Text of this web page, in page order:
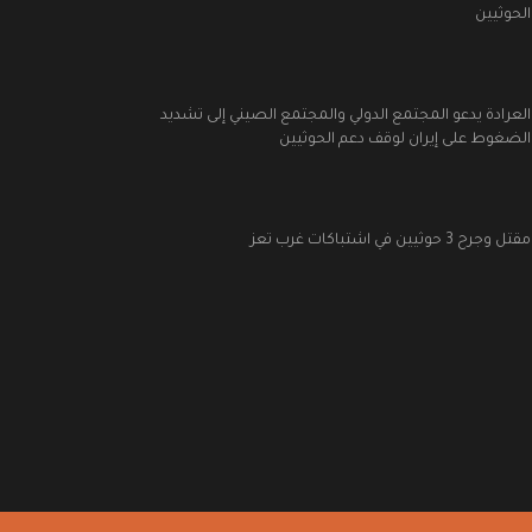
الحوثيين
العرادة يدعو المجتمع الدولي والمجتمع الصيني إلى تشديد
الضغوط على إيران لوقف دعم الحوثيين
مقتل وجرح 3 حوثيين في اشتباكات غرب تعز